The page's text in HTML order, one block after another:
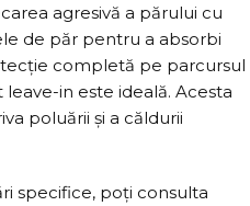
agresivă a părului cu
de păr pentru a absorbi
completă pe parcursul
in este ideală. Acesta
poluării și a căldurii
specifice, poți consulta